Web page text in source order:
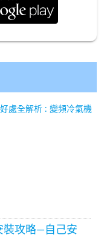
處全解析 : 變頻冷氣機
裝攻略—自己安